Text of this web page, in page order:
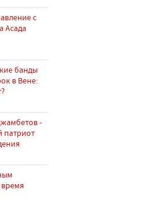
с
Асада
банды
в Вене:
-
патриот